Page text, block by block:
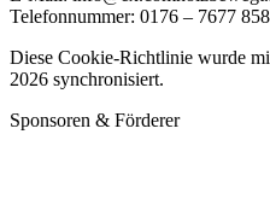
Telefonnummer: 0176 – 7677
Diese Cookie-Richtlinie wurde
2026 synchronisiert.
Sponsoren & Förderer